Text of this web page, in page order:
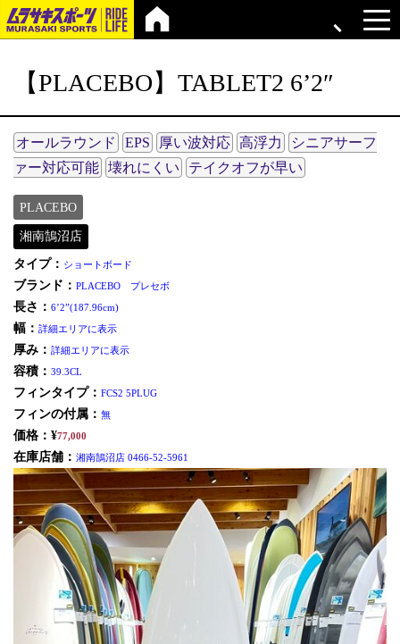
【PLACEBO】TABLET2 6’2″
オールラウンド EPS 厚い波対応 高浮力
シニアサーフ
ァー対応可能 壊れにくい テイクオフが早い
PLACEBO
湘南鵠沼店
タイプ： ショートボード
ブランド： PLACEBO プレセボ
長さ： 6’2”(187.96cm)
幅： 詳細エリアに表示
厚み： 詳細エリアに表示
容積： 39.3CL
フィンタイプ： FCS2 5PLUG
フィンの付属： 無
価格：¥77,000
在庫店舗： 湘南鵠沼店 0466-52-5961